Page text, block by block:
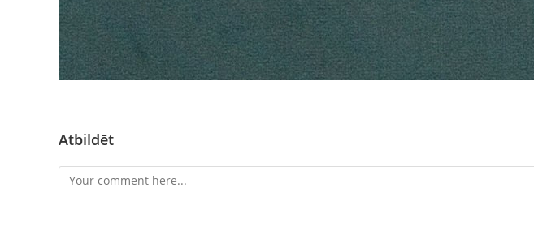
Atbildēt
Comment